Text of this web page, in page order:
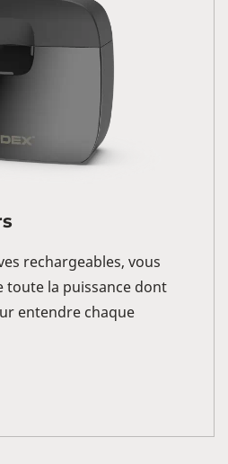
rechargeables, vous
toute la puissance dont
entendre chaque